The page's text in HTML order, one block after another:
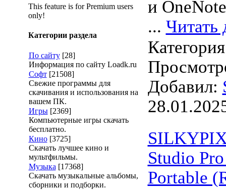
This feature is for Premium users
only!
Категории раздела
По сайту [28]
Информация по сайту Loadk.ru
Софт [21508]
Свежие программы для
скачивания и использования на
вашем ПК.
Игры [2369]
Компьютерные игры скачать
бесплатно.
Кино [3725]
Скачать лучшее кино и
мультфильмы.
Музыка [17368]
Скачать музыкальные альбомы,
сборники и подборки.
и
... Читать
Добавил:
Studio
Portable